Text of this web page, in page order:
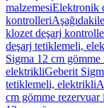
malzemesiElektronik
kontrolleri
klozet deşarj
deşarj tetiklemeli,
Sigma 12 cm
elektrikliGeberit
tetiklemeli, elektrikli
cm gömme